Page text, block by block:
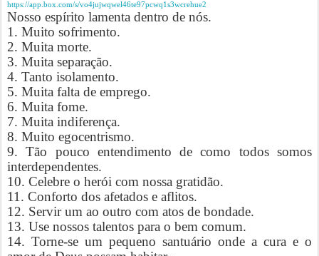
https://app.box.com/s/vo4jujwqwel46te97pcwq1s3wcrehue2
Nosso espírito lamenta dentro de nós.
1. Muito sofrimento.
2. Muita morte.
3. Muita separação.
4. Tanto isolamento.
5. Muita falta de emprego.
6. Muita fome.
7. Muita indiferença.
8. Muito egocentrismo.
9. Tão pouco entendimento de como todos somos
interdependentes.
10. Celebre o herói com nossa gratidão.
11. Conforto dos afetados e aflitos.
12. Servir um ao outro com atos de bondade.
13. Use nossos talentos para o bem comum.
14. Torne-se um pequeno santuário onde a cura e o